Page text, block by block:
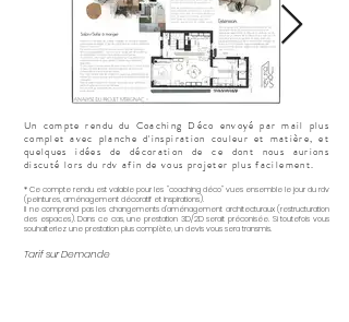
Un compte rendu du Coaching Déco envoyé par mail plus
complet avec planche d'inspiration couleur et matière, et
quelques idées de décoration de ce dont nous aurions
discuté lors du rdv afin de vous projeter plus facilement.
* Ce compte rendu est valable pour les "coaching déco" vues ensemble le jour du rdv
(peintures, aménagement décoratif et inspirations).
Il ne comprend pas les changements d'aménagement architecturaux (restructuration
des espaces). Dans ce cas, une prestation 3D/2D serait préconisée. Si toutefois vous
souhaiteriez une prestation plus complète, un devis vous sera transmis.
Tarif sur Demande